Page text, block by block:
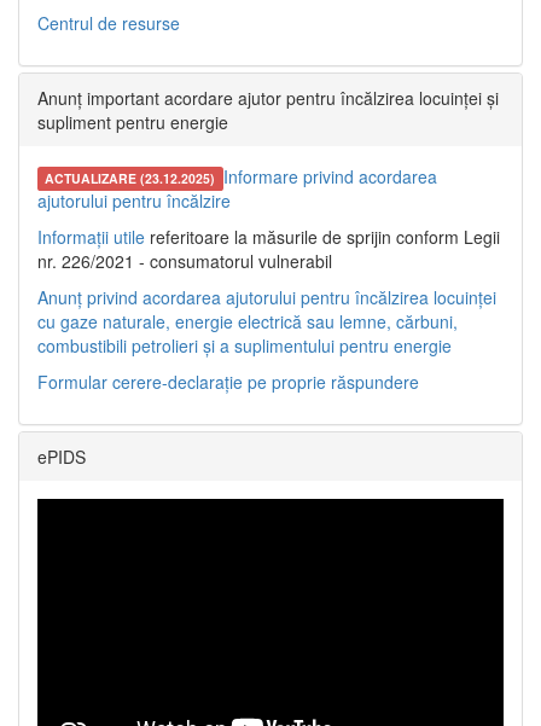
Centrul de resurse
Anunț important acordare ajutor pentru încălzirea locuinței și
supliment pentru energie
ACTUALIZARE (23.12.2025) Informare privind acordarea
ajutorului pentru încălzire
Informații utile referitoare la măsurile de sprijin conform Legii
nr. 226/2021 - consumatorul vulnerabil
Anunț privind acordarea ajutorului pentru încălzirea locuinței
cu gaze naturale, energie electrică sau lemne, cărbuni,
combustibili petrolieri și a suplimentului pentru energie
Formular cerere-declarație pe proprie răspundere
ePIDS